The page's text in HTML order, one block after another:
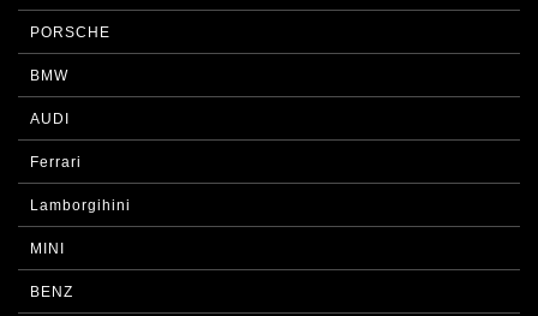
PORSCHE
BMW
AUDI
Ferrari
Lamborgihini
MINI
BENZ